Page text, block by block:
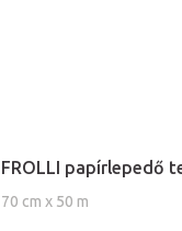
FROLLI papírlepedő
70 cm x 50 m
átlagos
értékelése